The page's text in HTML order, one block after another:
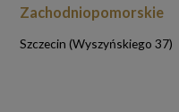
Zachodniopomorskie
Szczecin (Wyszyńskiego 37)